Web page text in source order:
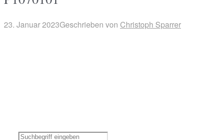
23. Januar 2023Geschrieben von Christoph Sparrer